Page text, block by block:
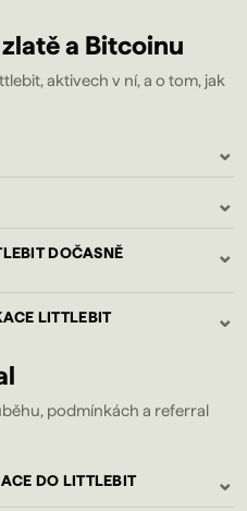
a Bitcoinu
aktivech v ní, a o tom, jak
⌄
⌄
DOČASNĚ
⌄
LITTLEBIT ⌄
podmínkách a referral
DO LITTLEBIT ⌄